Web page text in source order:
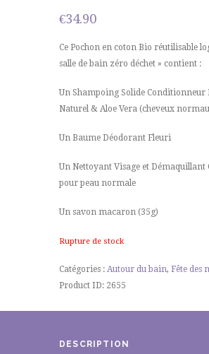
€34.90
Ce Pochon en coton Bio réutilisable
salle de bain zéro déchet » contient :
Un Shampoing Solide Conditionneur
Naturel & Aloe Vera (cheveux
Un Baume Déodorant Fleuri
Un Nettoyant Visage et Démaquillant
pour peau normale
Un savon macaron (35g)
Rupture de stock
Catégories : Autour du bain, Fête des
Product ID: 2655
DESCRIPTION